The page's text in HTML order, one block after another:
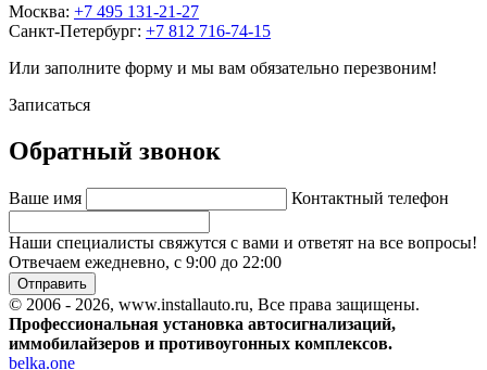
Москва: +7 495 131-21-27
Санкт-Петербург: +7 812 716-74-15
Или заполните форму и мы вам обязательно перезвоним!
Записаться
Обратный звонок
Ваше имя Контактный телефон
Наши специалисты свяжутся с вами и ответят на все вопросы!
Отвечаем ежедневно, с 9:00 до 22:00
Отправить
© 2006 - 2026, www.installauto.ru, Все права защищены.
Профессиональная установка автосигнализаций,
иммобилайзеров и противоугонных комплексов.
belka.one